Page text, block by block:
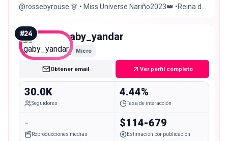
@rossebyrouse 👗 • Miss Universe Nariño2023👑 •Reina del
#24 gaby_yandar
Micro
Obtener email Ver perfil completo
30.0K
Seguidores
4.44%
Tasa de interacción
-
Reproducciones medias
$114-679
Estimación por publicación